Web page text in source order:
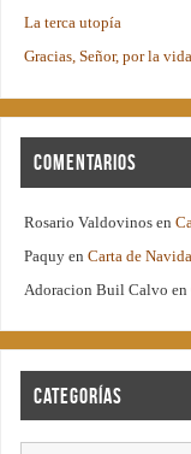
La terca utopía
Gracias, Señor, por la vida
Comentarios
Rosario Valdovinos en
Paquy enCarta de
Adoracion Buil Calvo en
Categorías